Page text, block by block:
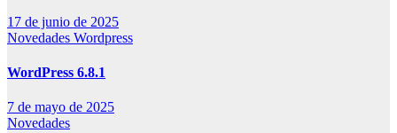
17 de junio de 2025
Novedades Wordpress
WordPress 6.8.1
7 de mayo de 2025
Novedades